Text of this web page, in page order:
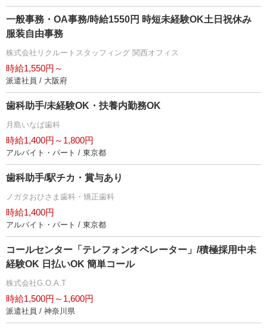
一般事務・OA事務/時給1550円 時短未経験OK土日祝休み
服装自由事務
株式会社リクルートスタッフィング 関西オフィス
時給1,550円～
派遣社員 / 大阪府
歯科助手/未経験OK・扶養内勤務OK
月島いなば歯科
時給1,400円～1,800円
アルバイト・パート / 東京都
歯科助手/駅チカ・賞与あり
ノガタおひさま歯科・矯正歯科
時給1,400円
アルバイト・パート / 東京都
コールセンター「テレフォンオペレーター」/積極採用中未
経験OK 日払いOK 簡単コール
株式会社G.O.A.T
時給1,500円～1,600円
派遣社員 / 神奈川県